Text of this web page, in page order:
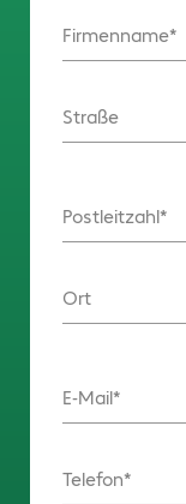
Firmenname
Straße
Postleitzahl
Ort
E-Mail
Telefon